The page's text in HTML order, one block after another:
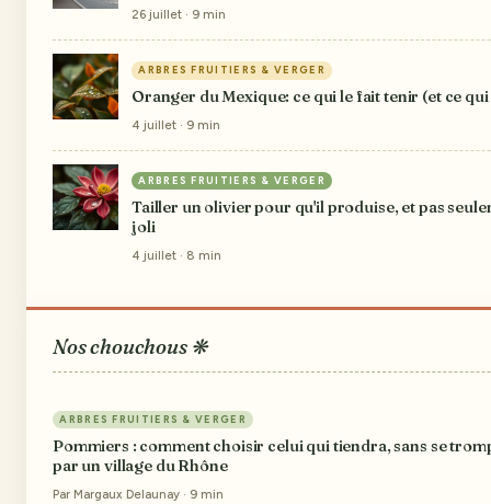
26 juillet · 9 min
ARBRES FRUITIERS & VERGER
Oranger du Mexique: ce qui le fait tenir (et ce
4 juillet · 9 min
ARBRES FRUITIERS & VERGER
Tailler un olivier pour qu'il produise, et pas
joli
4 juillet · 8 min
Nos chouchous ❋
ARBRES FRUITIERS & VERGER
Pommiers : comment choisir celui qui tiendra, sans se
par un village du Rhône
Par Margaux Delaunay · 9 min